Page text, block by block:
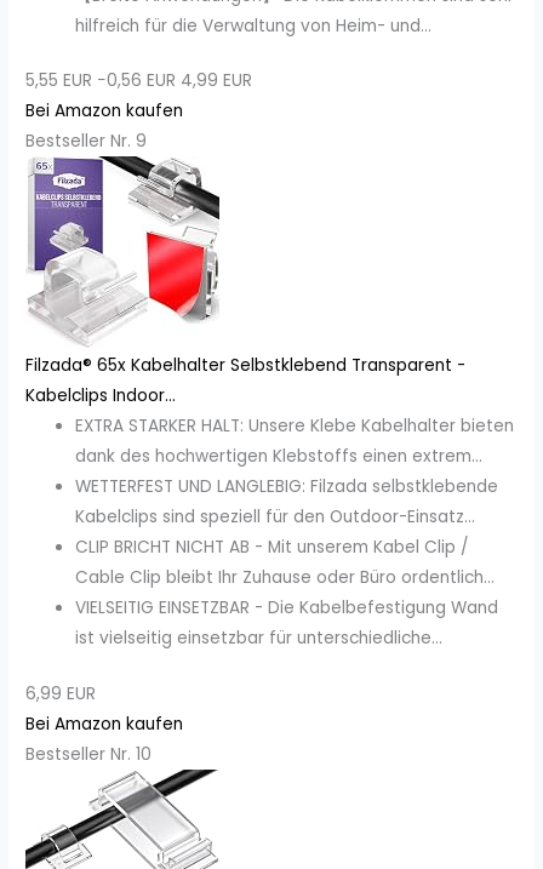
hilfreich für die Verwaltung von Heim- und...
5,55 EUR −0,56 EUR 4,99 EUR
Bei Amazon kaufen
Bestseller Nr. 9
Filzada® 65x Kabelhalter Selbstklebend Transparent -
Kabelclips Indoor...
EXTRA STARKER HALT: Unsere Klebe Kabelhalter bieten
dank des hochwertigen Klebstoffs einen extrem...
WETTERFEST UND LANGLEBIG: Filzada selbstklebende
Kabelclips sind speziell für den Outdoor-Einsatz...
CLIP BRICHT NICHT AB - Mit unserem Kabel Clip /
Cable Clip bleibt Ihr Zuhause oder Büro ordentlich...
VIELSEITIG EINSETZBAR - Die Kabelbefestigung Wand
ist vielseitig einsetzbar für unterschiedliche...
6,99 EUR
Bei Amazon kaufen
Bestseller Nr. 10